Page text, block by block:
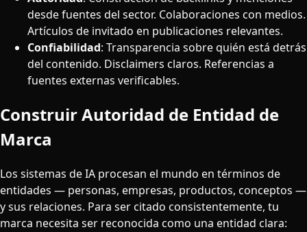
desde fuentes del sector. Colaboraciones con medios.
Artículos de invitado en publicaciones relevantes.
Confiabilidad: Transparencia sobre quién está detrás
del contenido. Disclaimers claros. Referencias a
fuentes externas verificables.
Construir Autoridad de Entidad de
Marca
Los sistemas de IA procesan el mundo en términos de
entidades — personas, empresas, productos, conceptos —
y sus relaciones. Para ser citado consistentemente, tu
marca necesita ser reconocida como una entidad clara: